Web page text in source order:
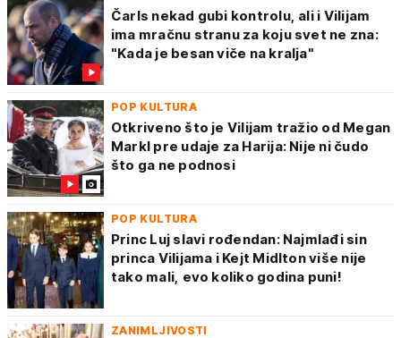
Čarls nekad gubi kontrolu, ali i Vilijam
ima mračnu stranu za koju svet ne zna:
"Kada je besan viče na kralja"
POP KULTURA
Otkriveno što je Vilijam tražio od Megan
Markl pre udaje za Harija: Nije ni čudo
što ga ne podnosi
POP KULTURA
Princ Luj slavi rođendan: Najmlađi sin
princa Vilijama i Kejt Midlton više nije
tako mali, evo koliko godina puni!
ZANIMLJIVOSTI